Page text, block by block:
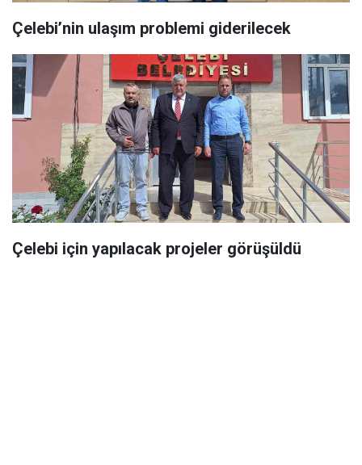
Çelebi’nin ulaşım problemi giderilecek
Çelebi için yapılacak projeler görüşüldü